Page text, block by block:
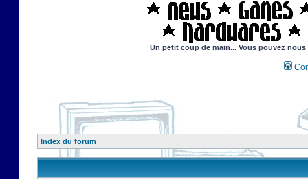
Un petit coup de main... Vous pouvez
Index du forum